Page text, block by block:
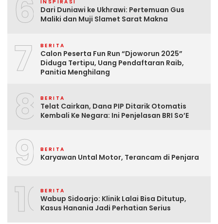
6 INSPIRASI
Dari Duniawi ke Ukhrawi: Pertemuan Gus
Maliki dan Muji Slamet Sarat Makna
7 BERITA
Calon Peserta Fun Run “Djoworun 2025”
Diduga Tertipu, Uang Pendaftaran Raib,
Panitia Menghilang
8 BERITA
Telat Cairkan, Dana PIP Ditarik Otomatis
Kembali Ke Negara: Ini Penjelasan BRI So’E
9 BERITA
Karyawan Untal Motor, Terancam di Penjara
10BERITA
Wabup Sidoarjo: Klinik Lalai Bisa Ditutup,
Kasus Hanania Jadi Perhatian Serius